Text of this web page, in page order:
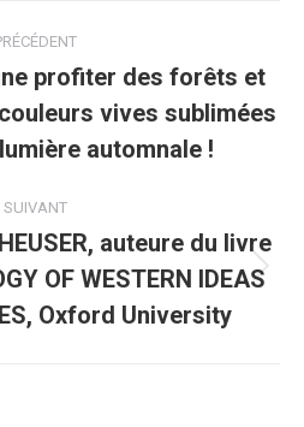
Article
précédent
profiter des forêts et
vives sublimées
automnale !
SUIVANT
Article
suivant
auteure du livre
OF WESTERN IDEAS
Oxford University